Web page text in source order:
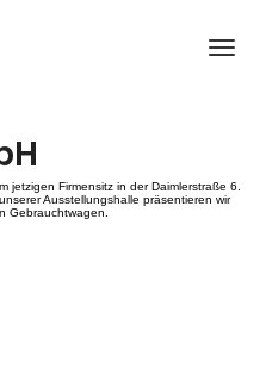
0
Firmensitz in der Daimlerstraße 6.
Ausstellungshalle präsentieren wir
Gebrauchtwagen.